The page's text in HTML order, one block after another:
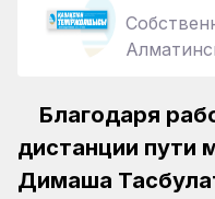
Благодаря
дистанции пути
Димаша